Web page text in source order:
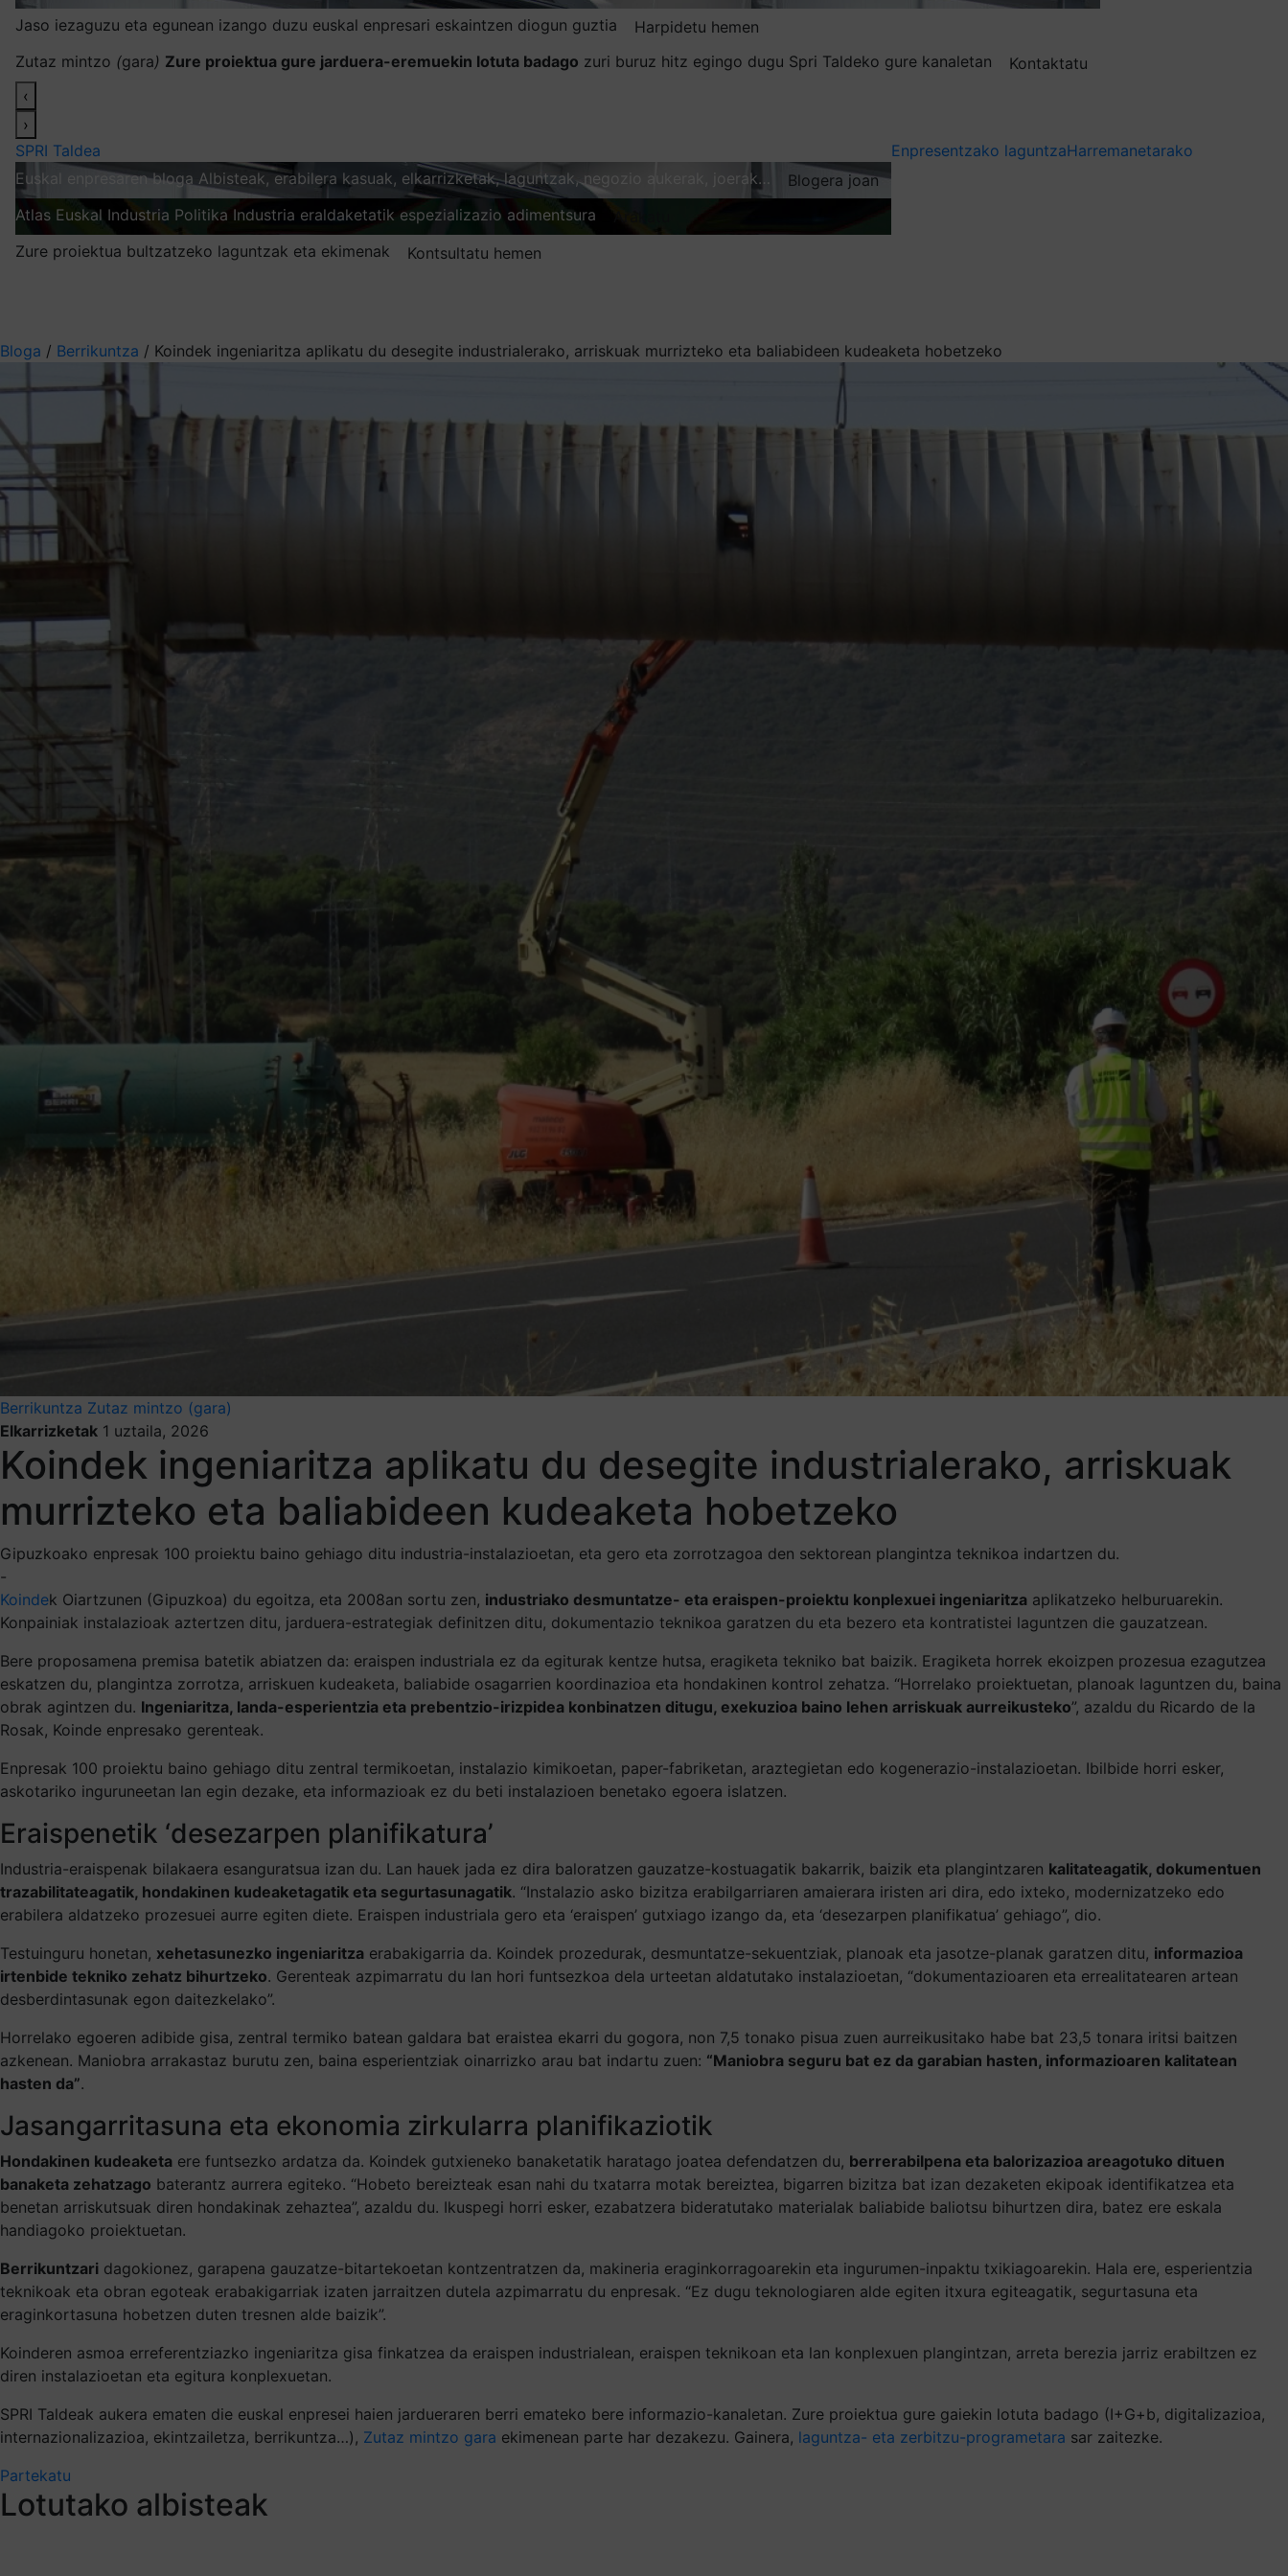
Jaso iezaguzu eta egunean izango duzu euskal enpresari eskaintzen diogun guztia
Harpidetu hemen
Zutaz mintzo (gara) Zure proiektua gure jarduera-eremuekin lotuta badago zuri buruz hitz egingo dugu Spri Taldeko gure kanaletan
Kontaktatu
‹
›
SPRI Taldea
Euskal enpresaren bloga Albisteak, erabilera kasuak, elkarrizketak, laguntzak, negozio aukerak, joerak…
Blogera joan
Atlas Euskal Industria Politika Industria eraldaketatik espezializazio adimentsura
Zure proiektua bultzatzeko laguntzak eta ekimenak
Kontsultatu hemen
Enpresentzako laguntzaHarremanetarako
Bloga / Berrikuntza / Koindek ingeniaritza aplikatu du desegite industrialerako, arriskuak murrizteko eta baliabideen kudeaketa hobetzeko
Berrikuntza Zutaz mintzo (gara)
Elkarrizketak 1 uztaila, 2026
Koindek ingeniaritza aplikatu du desegite industrialerako, arriskuak
murrizteko eta baliabideen kudeaketa hobetzeko
Gipuzkoako enpresak 100 proiektu baino gehiago ditu industria-instalazioetan, eta gero eta zorrotzagoa den sektorean plangintza teknikoa indartzen du.
-
Koindek Oiartzunen (Gipuzkoa) du egoitza, eta 2008an sortu zen, industriako desmuntatze- eta eraispen-proiektu konplexuei ingeniaritza aplikatzeko helburuarekin.
Konpainiak instalazioak aztertzen ditu, jarduera-estrategiak definitzen ditu, dokumentazio teknikoa garatzen du eta bezero eta kontratistei laguntzen die gauzatzean.
Bere proposamena premisa batetik abiatzen da: eraispen industriala ez da egiturak kentze hutsa, eragiketa tekniko bat baizik. Eragiketa horrek ekoizpen prozesua ezagutzea
eskatzen du, plangintza zorrotza, arriskuen kudeaketa, baliabide osagarrien koordinazioa eta hondakinen kontrol zehatza. “Horrelako proiektuetan, planoak laguntzen du, baina
obrak agintzen du. Ingeniaritza, landa-esperientzia eta prebentzio-irizpidea konbinatzen ditugu, exekuzioa baino lehen arriskuak aurreikusteko”, azaldu du Ricardo de la
Rosak, Koinde enpresako gerenteak.
Enpresak 100 proiektu baino gehiago ditu zentral termikoetan, instalazio kimikoetan, paper-fabriketan, araztegietan edo kogenerazio-instalazioetan. Ibilbide horri esker,
askotariko inguruneetan lan egin dezake, eta informazioak ez du beti instalazioen benetako egoera islatzen.
Eraispenetik ‘desezarpen planifikatura’
Industria-eraispenak bilakaera esanguratsua izan du. Lan hauek jada ez dira baloratzen gauzatze-kostuagatik bakarrik, baizik eta plangintzaren kalitateagatik, dokumentuen
trazabilitateagatik, hondakinen kudeaketagatik eta segurtasunagatik. “Instalazio asko bizitza erabilgarriaren amaierara iristen ari dira, edo ixteko, modernizatzeko edo
erabilera aldatzeko prozesuei aurre egiten diete. Eraispen industriala gero eta ‘eraispen’ gutxiago izango da, eta ‘desezarpen planifikatua’ gehiago”, dio.
Testuinguru honetan, xehetasunezko ingeniaritza erabakigarria da. Koindek prozedurak, desmuntatze-sekuentziak, planoak eta jasotze-planak garatzen ditu, informazioa
irtenbide tekniko zehatz bihurtzeko. Gerenteak azpimarratu du lan hori funtsezkoa dela urteetan aldatutako instalazioetan, “dokumentazioaren eta errealitatearen artean
desberdintasunak egon daitezkelako”.
Horrelako egoeren adibide gisa, zentral termiko batean galdara bat eraistea ekarri du gogora, non 7,5 tonako pisua zuen aurreikusitako habe bat 23,5 tonara iritsi baitzen
azkenean. Maniobra arrakastaz burutu zen, baina esperientziak oinarrizko arau bat indartu zuen: “Maniobra seguru bat ez da garabian hasten, informazioaren kalitatean
hasten da”.
Jasangarritasuna eta ekonomia zirkularra planifikaziotik
Hondakinen kudeaketa ere funtsezko ardatza da. Koindek gutxieneko banaketatik haratago joatea defendatzen du, berrerabilpena eta balorizazioa areagotuko dituen
banaketa zehatzago baterantz aurrera egiteko. “Hobeto bereizteak esan nahi du txatarra motak bereiztea, bigarren bizitza bat izan dezaketen ekipoak identifikatzea eta
benetan arriskutsuak diren hondakinak zehaztea”, azaldu du. Ikuspegi horri esker, ezabatzera bideratutako materialak baliabide baliotsu bihurtzen dira, batez ere eskala
handiagoko proiektuetan.
Berrikuntzari dagokionez, garapena gauzatze-bitartekoetan kontzentratzen da, makineria eraginkorragoarekin eta ingurumen-inpaktu txikiagoarekin. Hala ere, esperientzia
teknikoak eta obran egoteak erabakigarriak izaten jarraitzen dutela azpimarratu du enpresak. “Ez dugu teknologiaren alde egiten itxura egiteagatik, segurtasuna eta
eraginkortasuna hobetzen duten tresnen alde baizik”.
Koinderen asmoa erreferentziazko ingeniaritza gisa finkatzea da eraispen industrialean, eraispen teknikoan eta lan konplexuen plangintzan, arreta berezia jarriz erabiltzen ez
diren instalazioetan eta egitura konplexuetan.
SPRI Taldeak aukera ematen die euskal enpresei haien jardueraren berri emateko bere informazio-kanaletan. Zure proiektua gure gaiekin lotuta badago (I+G+b, digitalizazioa,
internazionalizazioa, ekintzailetza, berrikuntza…), Zutaz mintzo gara ekimenean parte har dezakezu. Gainera, laguntza- eta zerbitzu-programetara sar zaitezke.
Partekatu
Lotutako albisteak